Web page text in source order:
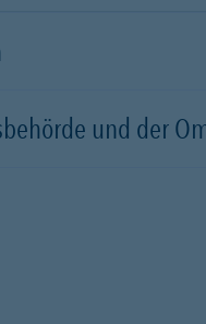
und der